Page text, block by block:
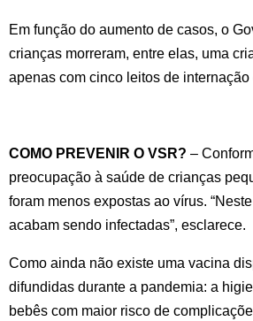
Em função do aumento de casos, o
crianças morreram, entre elas, uma
apenas com cinco leitos de
COMO PREVENIR O VSR? –
preocupação à saúde de crianças
foram menos expostas ao vírus.
acabam sendo infectadas”, esclarece.
Como ainda não existe uma vacina
difundidas durante a pandemia: a
bebês com maior risco de